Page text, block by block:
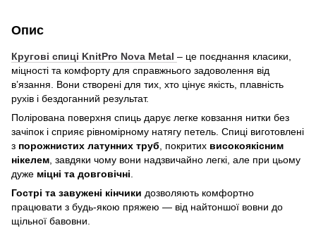
Опис
Кругові спиці KnitPro Nova Metal – це поєднання класики,
міцності та комфорту для справжнього задоволення від
в’язання. Вони створені для тих, хто цінує якість, плавність
рухів і бездоганний результат.
Полірована поверхня спиць дарує легке ковзання нитки без
зачіпок і сприяє рівномірному натягу петель. Спиці виготовлені
з порожнистих латунних труб , покритих високоякісним
нікелем , завдяки чому вони надзвичайно легкі, але при цьому
дуже міцні та довговічні
Гострі та завужені кінчики дозволяють комфортно
працювати з будь-якою пряжею — від найтоншої вовни до
щільної бавовни.